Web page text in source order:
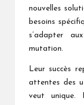
nouvelles
besoins
s’adapter
mutation.
Leur succès
attentes des
veut unique.